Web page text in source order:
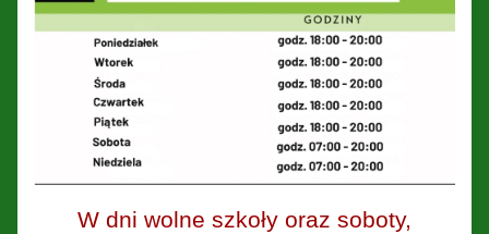
W dni wolne szkoły oraz soboty,